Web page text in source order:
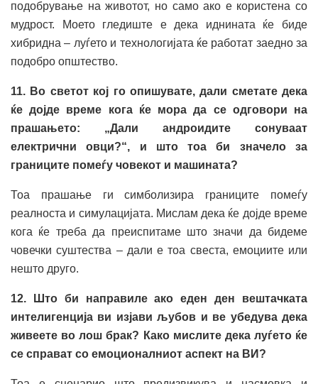
подобрување на животот, но само ако е користена со
мудрост. Моето гледиште е дека иднината ќе биде
хибридна – луѓето и технологијата ќе работат заедно за
подобро општество.
11. Во светот кој го опишувате, дали сметате дека
ќе дојде време кога ќе мора да се одговори на
прашањето: „Дали андроидите сонуваат
електрични овци?“, и што тоа би значело за
границите помеѓу човекот и машината?
Тоа прашање ги симболизира границите помеѓу
реалноста и симулацијата. Мислам дека ќе дојде време
кога ќе треба да преиспитаме што значи да бидеме
човечки суштества – дали е тоа свеста, емоциите или
нешто друго.
12. Што би направиле ако еден ден вештачката
интелигенција ви изјави љубов и ве убедува дека
живеете во лош брак? Како мислите дека луѓето ќе
се справат со емоционалниот аспект на ВИ?